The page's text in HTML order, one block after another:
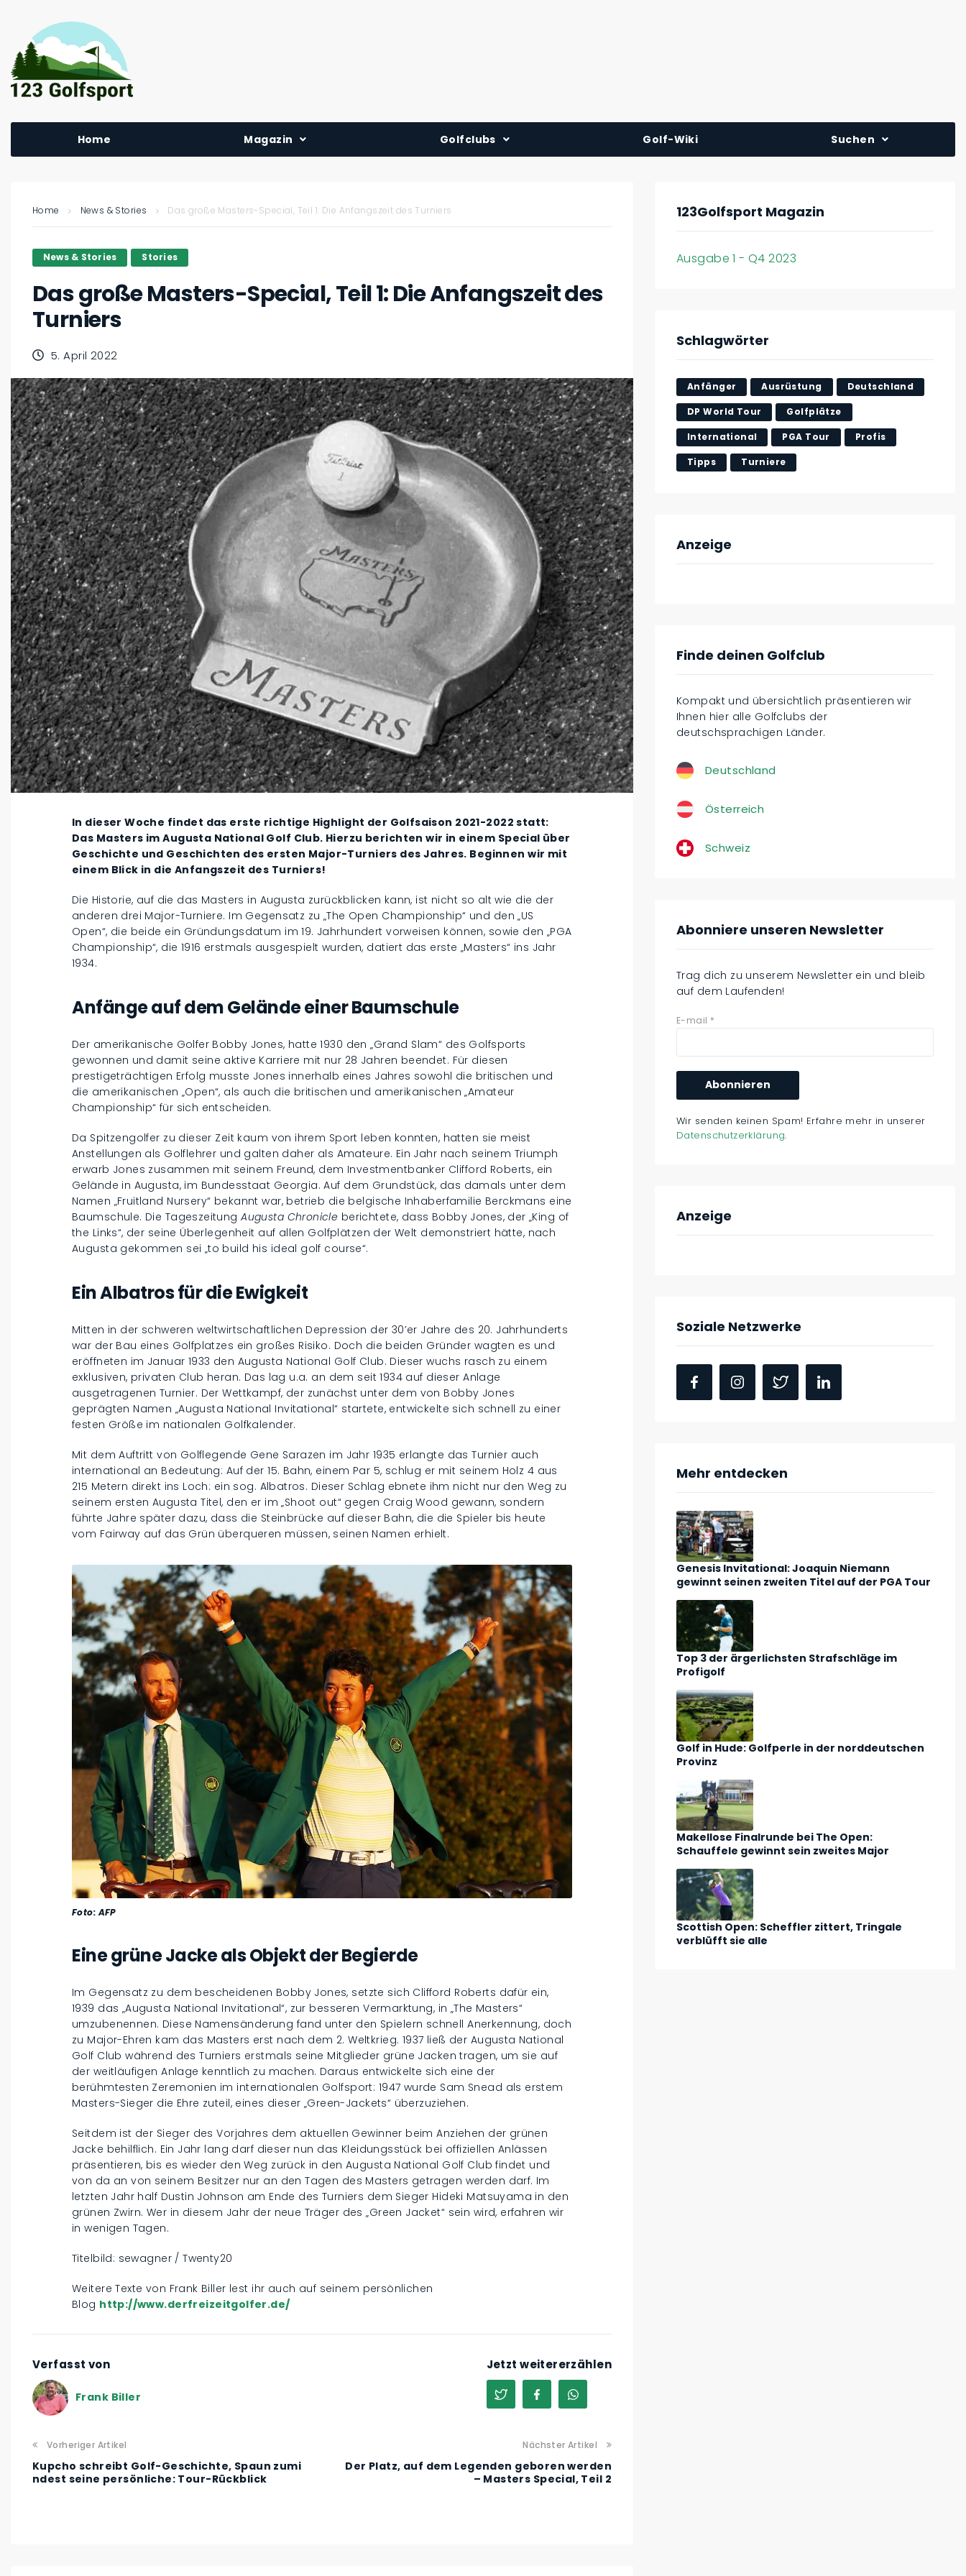
Home Magazin
Golfclubs
Golf-Wiki Suchen
Home News & Stories Das große Masters-Special, Teil 1: Die Anfangszeit des Turniers
News & Stories Stories
Das große Masters-Special, Teil 1: Die Anfangszeit des
Turniers
5. April 2022
In dieser Woche findet das erste richtige Highlight der Golfsaison 2021-2022 statt:
Das Masters im Augusta National Golf Club. Hierzu berichten wir in einem Special über
Geschichte und Geschichten des ersten Major-Turniers des Jahres. Beginnen wir mit
einem Blick in die Anfangszeit des Turniers!
Die Historie, auf die das Masters in Augusta zurückblicken kann, ist nicht so alt wie die der
anderen drei Major-Turniere. Im Gegensatz zu „The Open Championship“ und den „US
Open“, die beide ein Gründungsdatum im 19. Jahrhundert vorweisen können, sowie den „PGA
Championship“, die 1916 erstmals ausgespielt wurden, datiert das erste „Masters“ ins Jahr
1934.
Anfänge auf dem Gelände einer Baumschule
Der amerikanische Golfer Bobby Jones, hatte 1930 den „Grand Slam“ des Golfsports
gewonnen und damit seine aktive Karriere mit nur 28 Jahren beendet. Für diesen
prestigeträchtigen Erfolg musste Jones innerhalb eines Jahres sowohl die britischen und
die amerikanischen „Open“, als auch die britischen und amerikanischen „Amateur
Championship“ für sich entscheiden.
Da Spitzengolfer zu dieser Zeit kaum von ihrem Sport leben konnten, hatten sie meist
Anstellungen als Golflehrer und galten daher als Amateure. Ein Jahr nach seinem Triumph
erwarb Jones zusammen mit seinem Freund, dem Investmentbanker Clifford Roberts, ein
Gelände in Augusta, im Bundesstaat Georgia. Auf dem Grundstück, das damals unter dem
Namen „Fruitland Nursery“ bekannt war, betrieb die belgische Inhaberfamilie Berckmans eine
Baumschule. Die TageszeitungAugusta Chronicle berichtete, dass Bobby Jones, der „King of
the Links“, der seine Überlegenheit auf allen Golfplätzen der Welt demonstriert hätte, nach
Augusta gekommen sei „to build his ideal golf course“.
Ein Albatros für die Ewigkeit
Mitten in der schweren weltwirtschaftlichen Depression der 30’er Jahre des 20. Jahrhunderts
war der Bau eines Golfplatzes ein großes Risiko. Doch die beiden Gründer wagten es und
eröffneten im Januar 1933 den Augusta National Golf Club. Dieser wuchs rasch zu einem
exklusiven, privaten Club heran. Das lag u.a. an dem seit 1934 auf dieser Anlage
ausgetragenen Turnier. Der Wettkampf, der zunächst unter dem von Bobby Jones
geprägten Namen „Augusta National Invitational“ startete, entwickelte sich schnell zu einer
festen Größe im nationalen Golfkalender.
Mit dem Auftritt von Golflegende Gene Sarazen im Jahr 1935 erlangte das Turnier auch
international an Bedeutung: Auf der 15. Bahn, einem Par 5, schlug er mit seinem Holz 4 aus
215 Metern direkt ins Loch: ein sog. Albatros. Dieser Schlag ebnete ihm nicht nur den Weg zu
seinem ersten Augusta Titel, den er im „Shoot out“ gegen Craig Wood gewann, sondern
führte Jahre später dazu, dass die Steinbrücke auf dieser Bahn, die die Spieler bis heute
vom Fairway auf das Grün überqueren müssen, seinen Namen erhielt.
Foto: AFP
Eine grüne Jacke als Objekt der Begierde
Im Gegensatz zu dem bescheidenen Bobby Jones, setzte sich Clifford Roberts dafür ein,
1939 das „Augusta National Invitational“, zur besseren Vermarktung, in „The Masters“
umzubenennen. Diese Namensänderung fand unter den Spielern schnell Anerkennung, doch
zu Major-Ehren kam das Masters erst nach dem 2. Weltkrieg. 1937 ließ der Augusta National
Golf Club während des Turniers erstmals seine Mitglieder grüne Jacken tragen, um sie auf
der weitläufigen Anlage kenntlich zu machen. Daraus entwickelte sich eine der
berühmtesten Zeremonien im internationalen Golfsport: 1947 wurde Sam Snead als erstem
Masters-Sieger die Ehre zuteil, eines dieser „Green-Jackets“ überzuziehen.
Seitdem ist der Sieger des Vorjahres dem aktuellen Gewinner beim Anziehen der grünen
Jacke behilflich. Ein Jahr lang darf dieser nun das Kleidungsstück bei offiziellen Anlässen
präsentieren, bis es wieder den Weg zurück in den Augusta National Golf Club findet und
von da an von seinem Besitzer nur an den Tagen des Masters getragen werden darf. Im
letzten Jahr half Dustin Johnson am Ende des Turniers dem Sieger Hideki Matsuyama in den
grünen Zwirn. Wer in diesem Jahr der neue Träger des „Green Jacket“ sein wird, erfahren wir
in wenigen Tagen.
Titelbild: sewagner / Twenty20
Weitere Texte von Frank Biller lest ihr auch auf seinem persönlichen
Blog http://www.derfreizeitgolfer.de/
Verfasst von
Frank Biller
Jetzt weitererzählen
Vorheriger Artikel
Kupcho schreibt Golf-Geschichte, Spaun zumi
ndest seine persönliche: Tour-Rückblick
Nächster Artikel
Der Platz, auf dem Legenden geboren werden
– Masters Special, Teil 2
123Golfsport Magazin
Ausgabe 1 - Q4 2023
Schlagwörter
Anfänger Ausrüstung Deutschland
DP World Tour Golfplätze
International PGA Tour Profis
Tipps Turniere
Anzeige
Finde deinen Golfclub
Kompakt und übersichtlich präsentieren wir
Ihnen hier alle Golfclubs der
deutschsprachigen Länder.
Deutschland
Österreich
Schweiz
Abonniere unseren Newsletter
Trag dich zu unserem Newsletter ein und bleib
auf dem Laufenden!
E-mail *
Wir senden keinen Spam! Erfahre mehr in unserer
Datenschutzerklärung.
Anzeige
Soziale Netzwerke
Mehr entdecken
Genesis Invitational: Joaquin Niemann
gewinnt seinen zweiten Titel auf der PGA Tour
Top 3 der ärgerlichsten Strafschläge im
Profigolf
Golf in Hude: Golfperle in der norddeutschen
Provinz
Makellose Finalrunde bei The Open:
Schauffele gewinnt sein zweites Major
Scottish Open: Scheffler zittert, Tringale
verblüfft sie alle